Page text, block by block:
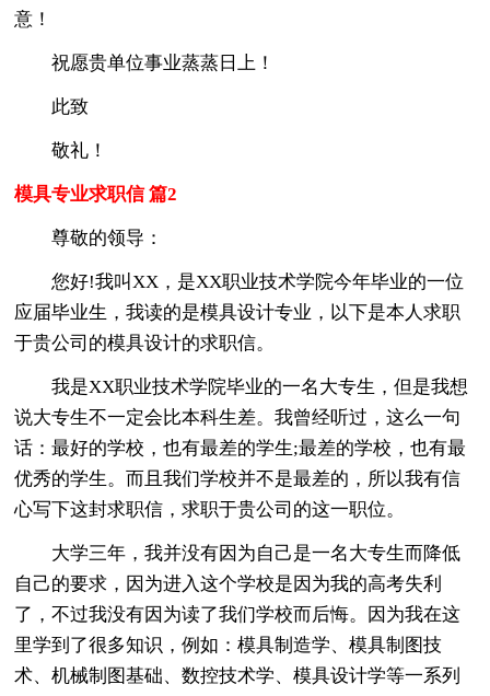
意！
祝愿贵单位事业蒸蒸日上！
此致
敬礼！
模具专业求职信 篇2
尊敬的领导：
您好!我叫XX，是XX职业技术学院今年毕业的一位
应届毕业生，我读的是模具设计专业，以下是本人求职
于贵公司的模具设计的求职信。
我是XX职业技术学院毕业的一名大专生，但是我想
说大专生不一定会比本科生差。我曾经听过，这么一句
话：最好的学校，也有最差的学生;最差的学校，也有最
优秀的学生。而且我们学校并不是最差的，所以我有信
心写下这封求职信，求职于贵公司的这一职位。
大学三年，我并没有因为自己是一名大专生而降低
自己的要求，因为进入这个学校是因为我的高考失利
了，不过我没有因为读了我们学校而后悔。因为我在这
里学到了很多知识，例如：模具制造学、模具制图技
术、机械制图基础、数控技术学、模具设计学等一系列